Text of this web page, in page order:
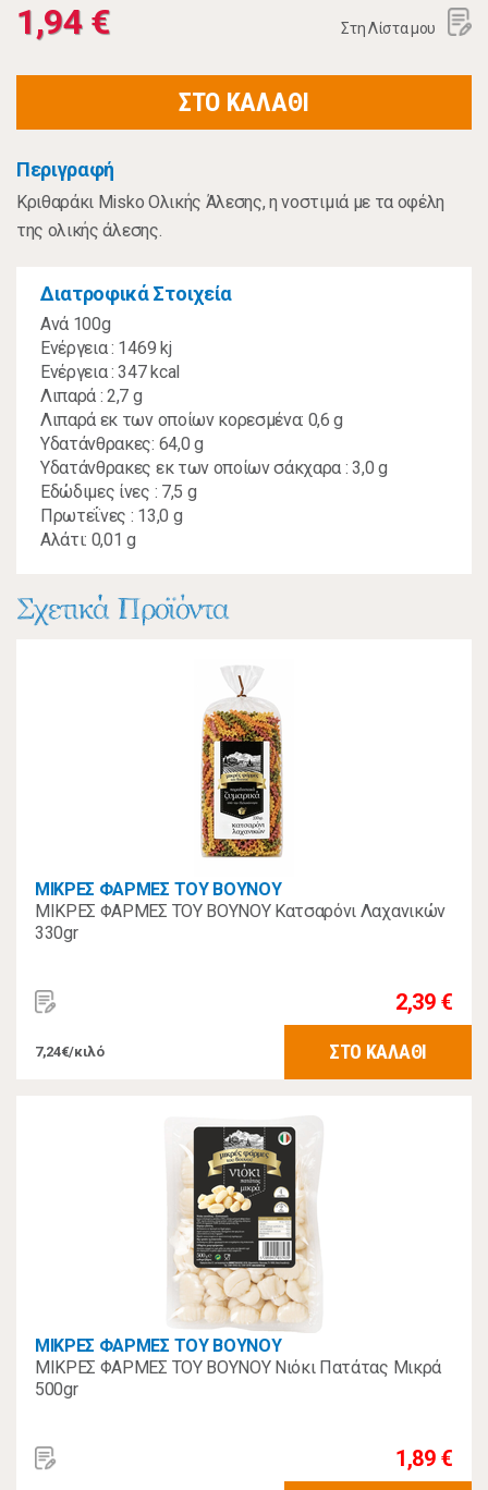
1,94 € Στη Λίστα μου
ΣΤΟ ΚΑΛΑΘΙ
Περιγραφή
Κριθαράκι Misko Ολικής Άλεσης, η νοστιμιά με τα οφέλη
της ολικής άλεσης.
Διατροφικά Στοιχεία
Ανά 100g
Ενέργεια : 1469 kj
Ενέργεια : 347 kcal
Λιπαρά : 2,7 g
Λιπαρά εκ των οποίων κορεσμένα: 0,6 g
Υδατάνθρακες: 64,0 g
Υδατάνθρακες εκ των οποίων σάκχαρα : 3,0 g
Εδώδιμες ίνες : 7,5 g
Πρωτεΐνες : 13,0 g
Αλάτι: 0,01 g
Σχετικά Προϊόντα
ΜΙΚΡΕΣ ΦΑΡΜΕΣ ΤΟΥ ΒΟΥΝΟΥ
ΜΙΚΡΕΣ ΦΑΡΜΕΣ ΤΟΥ ΒΟΥΝΟΥ Κατσαρόνι Λαχανικών
330gr
2,39 €
7,24€/κιλό ΣΤΟ ΚΑΛΑΘΙ
ΜΙΚΡΕΣ ΦΑΡΜΕΣ ΤΟΥ ΒΟΥΝΟΥ
ΜΙΚΡΕΣ ΦΑΡΜΕΣ ΤΟΥ ΒΟΥΝΟΥ Νιόκι Πατάτας Μικρά
500gr
1,89 €